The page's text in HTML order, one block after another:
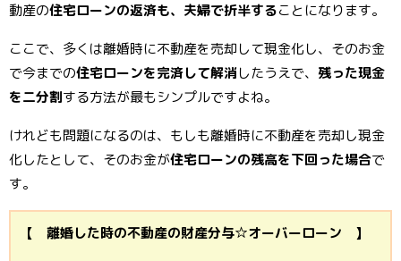
動産の住宅ローンの返済も、夫婦で折半することになります。
ここで、多くは離婚時に不動産を売却して現金化し、そのお金
で今までの住宅ローンを完済して解消したうえで、 残った現金
を二分割する方法が最もシンプルですよね。
けれども問題になるのは、もしも離婚時に不動産を売却し現金
化したとして、そのお金が住宅ローンの残高を下回った場合で
す。
【 離婚した時の不動産の財産分与☆オーバーローン 】